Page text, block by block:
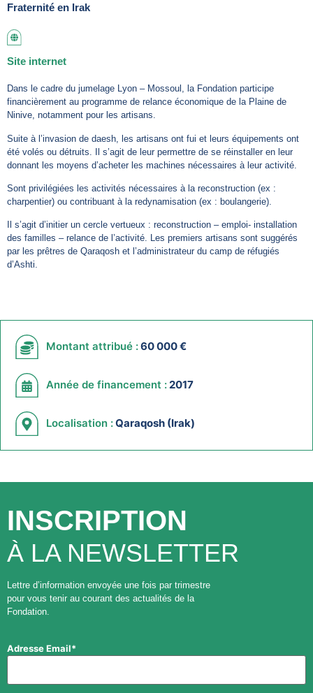
Fraternité en Irak
Site internet
Dans le cadre du jumelage Lyon – Mossoul, la Fondation participe
financièrement au programme de relance économique de la Plaine de
Ninive, notamment pour les artisans.
Suite à l’invasion de daesh, les artisans ont fui et leurs équipements ont
été volés ou détruits. Il s’agit de leur permettre de se réinstaller en leur
donnant les moyens d’acheter les machines nécessaires à leur activité.
Sont privilégiées les activités nécessaires à la reconstruction (ex :
charpentier) ou contribuant à la redynamisation (ex : boulangerie).
Il s’agit d’initier un cercle vertueux : reconstruction – emploi- installation
des familles – relance de l’activité. Les premiers artisans sont suggérés
par les prêtres de Qaraqosh et l’administrateur du camp de réfugiés
d’Ashti.
Montant attribué :60 000 €
Année de financement :2017
Localisation :Qaraqosh (Irak)
INSCRIPTION
À LA NEWSLETTER
Lettre d’information envoyée une fois par trimestre
pour vous tenir au courant des actualités de la
Fondation.
Adresse Email*